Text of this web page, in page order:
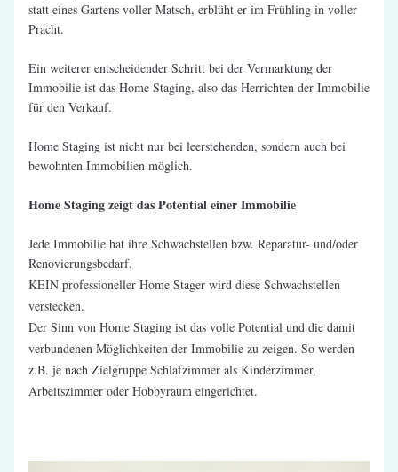
statt eines Gartens voller Matsch, erblüht er im Frühling in voller
Pracht.
Ein weiterer entscheidender Schritt bei der Vermarktung der
Immobilie ist das Home Staging, also das Herrichten der Immobilie
für den Verkauf.
Home Staging ist nicht nur bei leerstehenden, sondern auch bei
bewohnten Immobilien möglich.
Home Staging zeigt das Potential einer Immobilie
Jede Immobilie hat ihre Schwachstellen bzw. Reparatur- und/oder
Renovierungsbedarf.
KEIN professioneller Home Stager wird diese Schwachstellen
verstecken.
Der Sinn von Home Staging ist das volle Potential und die damit
verbundenen Möglichkeiten der Immobilie zu zeigen. So werden
z.B. je nach Zielgruppe Schlafzimmer als Kinderzimmer,
Arbeitszimmer oder Hobbyraum eingerichtet.